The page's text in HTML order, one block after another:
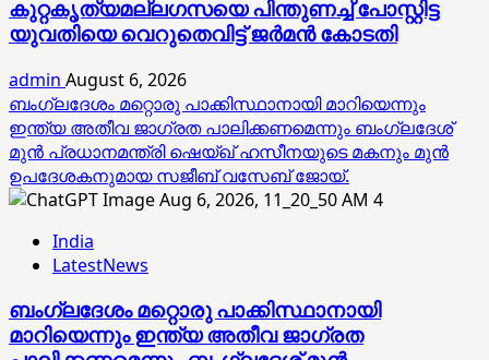
കുറ്റകൃത്യമല്ലഗസയെ പിന്തുണച്ച് പോസ്റ്റിട്ട
യുവതിയെ വെറുതെവിട്ട് ജര്‍മന്‍ കോടതി
admin August 6, 2026
ബംഗ്ലദേശം മറ്റൊരു പാക്കിസ്ഥാനായി മാറിയെന്നും
ഇന്ത്യ അതീവ ജാഗ്രത പാലിക്കണമെന്നും ബംഗ്ലദേശ്
മുൻ പ്രധാനമന്ത്രി ഷെയ്ഖ് ഹസീനയുടെ മകനും മുൻ
ഉപദേശകനുമായ സജീബ് വസേബ് ജോയ്.
4
India
LatestNews
ബംഗ്ലദേശം മറ്റൊരു പാക്കിസ്ഥാനായി
മാറിയെന്നും ഇന്ത്യ അതീവ ജാഗ്രത